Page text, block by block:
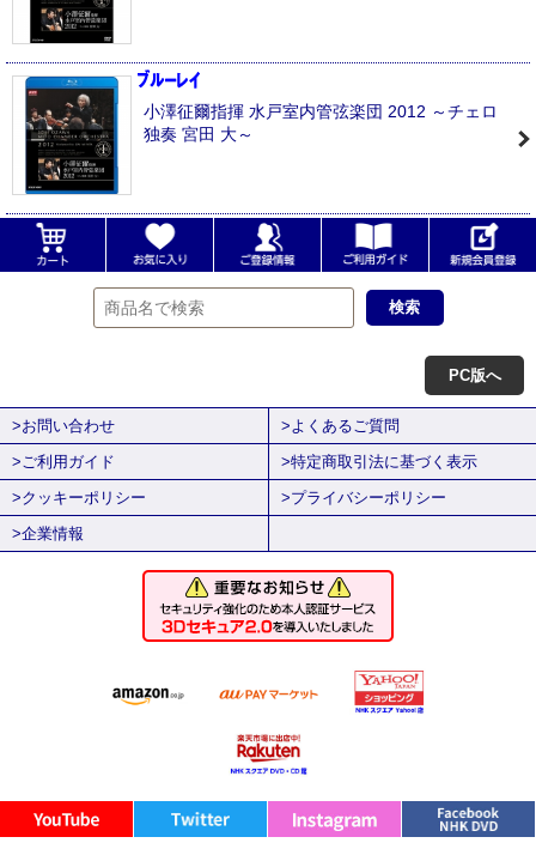
小澤征爾指揮 水戸室内管弦楽団 2012 ～チェロ
独奏 宮田 大～
PC版へ
>お問い合わせ
>よくあるご質問
>ご利用ガイド
>特定商取引法に基づく表示
>クッキーポリシー
>プライバシーポリシー
>企業情報